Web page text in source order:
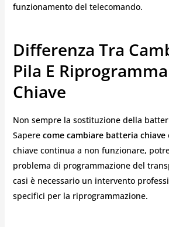
funzionamento del telecomando.
Differenza Tra
Pila E
Chiave
Non sempre la sostituzione della
Sapere come cambiare batteria chiave
chiave continua a non funzionare,
problema di programmazione del
casi è necessario un intervento
specifici per la riprogrammazione.